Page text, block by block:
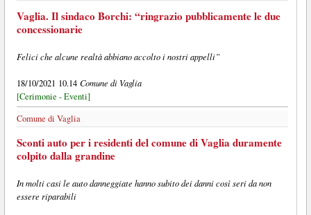
Vaglia. Il sindaco Borchi: “ringrazio pubblicamente le due
concessionarie
Felici che alcune realtà abbiano accolto i nostri appelli”
18/10/2021 10.14 Comune di Vaglia
[Cerimonie - Eventi]
Comune di Vaglia
Sconti auto per i residenti del comune di Vaglia duramente
colpito dalla grandine
In molti casi le auto danneggiate hanno subito dei danni così seri da non
essere riparabili